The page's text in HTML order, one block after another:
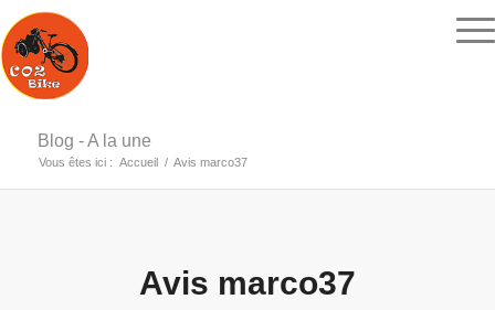
Blog - A la une
Vous êtes ici : Accueil / Avis marco37
Avis marco37